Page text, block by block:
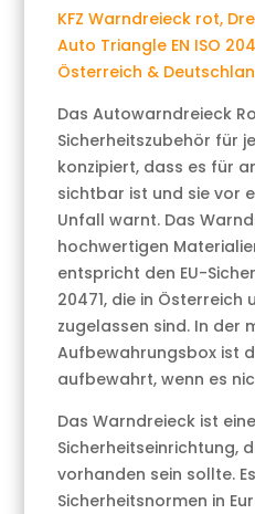
KFZ Warndreieck rot,
Auto Triangle EN ISO
Österreich &
Das Autowarndreieck
Sicherheitszubehör für
konzipiert, dass es für
sichtbar ist und sie vor
Unfall warnt. Das
hochwertigen
entspricht den EU-
20471, die in Österreich
zugelassen sind. In der
Aufbewahrungsbox ist
aufbewahrt, wenn es
Das Warndreieck ist
Sicherheitseinrichtung,
vorhanden sein sollte.
Sicherheitsnormen in